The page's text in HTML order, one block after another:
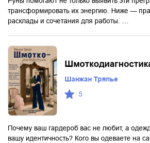
трансформировать их энергию. Ниже —
расклады и сочетания для работы. …
Шанжан Тряпье
5
Почему ваш гардероб вас не любит, а
вашу идентичность? Кого вы одеваете на